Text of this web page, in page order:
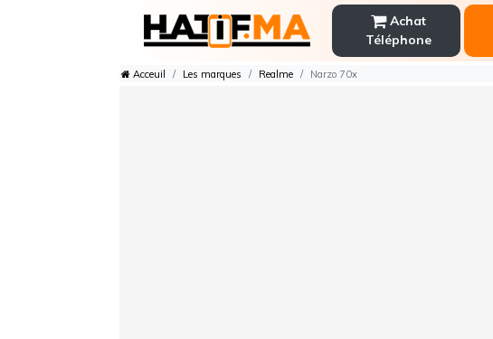
Achat
Téléphone
Acceuil Les marques Realme Narzo 70x